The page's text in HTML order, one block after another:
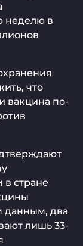
неделю в
что
вакцина по-
в стране
данным, два
лишь 33-